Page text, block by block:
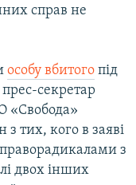
справ не
особу вбитого під
секретар
«Свобода»
тих, кого в заяві
з
двох інших